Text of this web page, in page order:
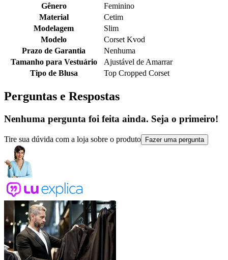
Gênero
Feminino
Material
Cetim
Modelagem
Slim
Modelo
Corset Kvod
Prazo de Garantia
Nenhuma
Tamanho para Vestuário
Ajustável de Amarrar
Tipo de Blusa
Top Cropped Corset
Perguntas e Respostas
Nenhuma pergunta foi feita ainda. Seja o primeiro!
Tire sua dúvida com a loja sobre o produto Fazer uma pergunta